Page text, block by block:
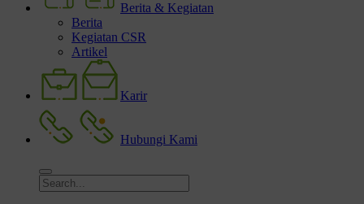
Berita & Kegiatan
Berita
Kegiatan CSR
Artikel
Karir
Hubungi Kami